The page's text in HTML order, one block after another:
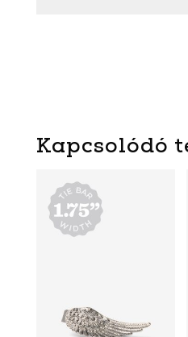
Kapcsolódó